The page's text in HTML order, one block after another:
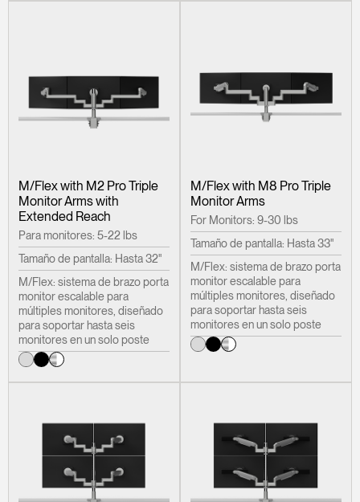
M/Flex with M2 Pro Triple
Monitor Arms with
Extended Reach
Para monitores: 5-22 lbs
Tamaño de pantalla: Hasta 32"
M/Flex: sistema de brazo porta
monitor escalable para
múltiples monitores, diseñado
para soportar hasta seis
monitores en un solo poste
M/Flex with M8 Pro Triple
Monitor Arms
For Monitors: 9-30 lbs
Tamaño de pantalla: Hasta 33"
M/Flex: sistema de brazo porta
monitor escalable para
múltiples monitores, diseñado
para soportar hasta seis
monitores en un solo poste